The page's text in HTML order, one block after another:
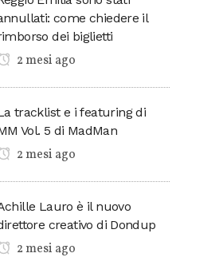
come chiedere il
dei biglietti
2 mesi ago
tracklist e i featuring di
Vol. 5 di MadMan
2 mesi ago
Lauro è il nuovo
creativo di Dondup
2 mesi ago